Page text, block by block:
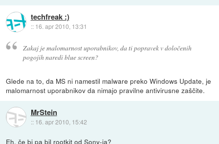
techfreak :)
:: 16. apr 2010, 13:31
Zakaj je malomarnost uporabnikov, da ti popravek v določenih
pogojih naredi blue screen?
Glede na to, da MS ni namestil malware preko Windows Update, je
malomarnost uporabnikov da nimajo pravilne antivirusne zaščite.
MrStein
:: 16. apr 2010, 15:42
Eh, če bi pa bil rootkit od Sony-ja?